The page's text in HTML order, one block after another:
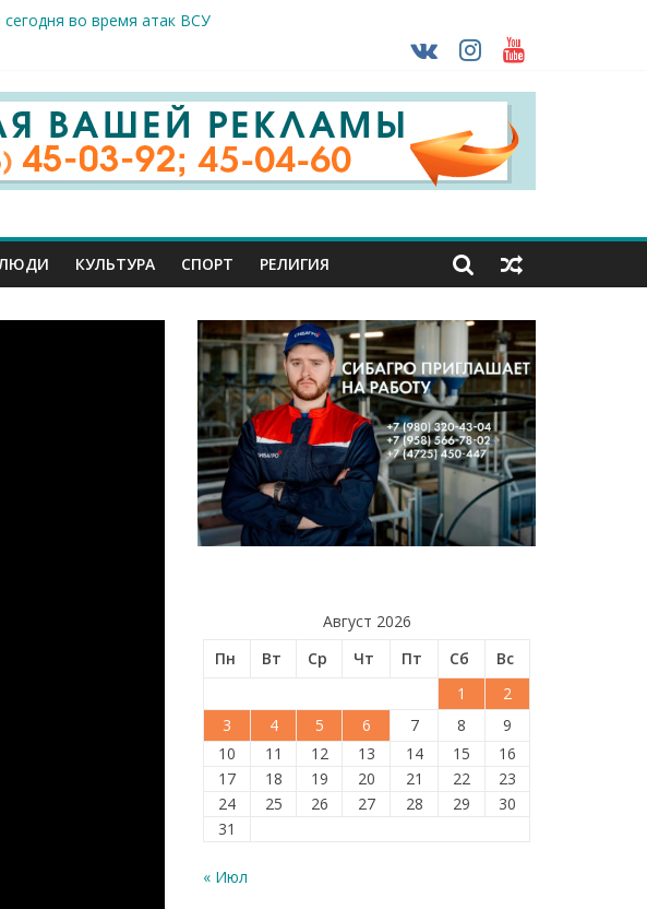
во время атак ВСУ
отделе СК подвели итоги первого полугодия
где можно продавать без штрафа?
приглашает окунуться в прошлое
КУЛЬТУРА СПОРТ РЕЛИГИЯ
Август 2026
Пн
Вт Ср Чт Пт Сб
Вс
1
2
3
4 5 6 7 8
9
10
11 12 13 14 15
16
17
18 19 20 21 22
23
24
25 26 27 28 29
30
31
« Июл